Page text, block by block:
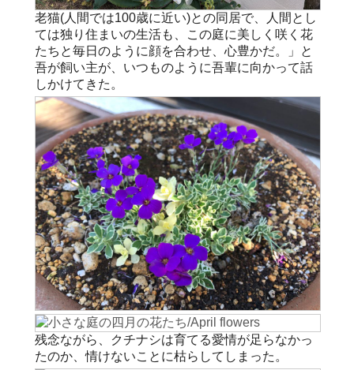
老猫(人間では100歳に近い)との同居で、人間とし
ては独り住まいの生活も、この庭に美しく咲く花
たちと毎日のように顔を合わせ、心豊かだ。」と
吾が飼い主が、いつものように吾輩に向かって話
しかけてきた。
残念ながら、クチナシは育てる愛情が足らなかっ
たのか、情けないことに枯らしてしまった。